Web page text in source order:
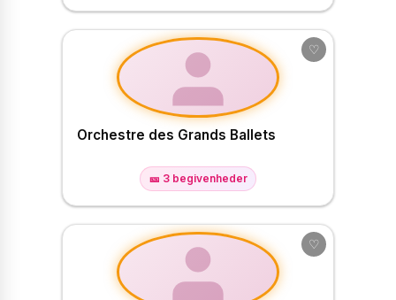
Orchestre des Grands Ballets
🎫 3 begivenheder
♡
♡